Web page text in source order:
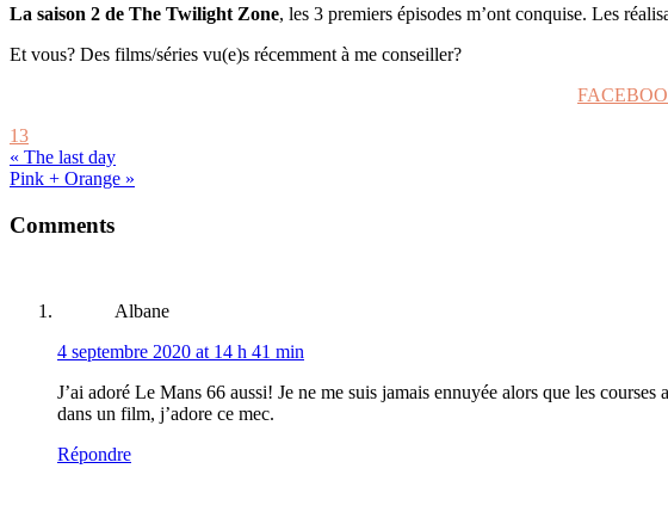
La saison 2 de The Twilight Zone, les 3 premiers épisodes m’ont conquise. Les
Et vous? Des films/séries vu(e)s récemment à me conseiller?
13
« The last day
Pink + Orange »
Interactions
Comments
Albane
4 septembre 2020 at 14 h 41 min
J’ai adoré Le Mans 66 aussi! Je ne me suis jamais ennuyée alors que les
dans un film, j’adore ce mec.
Répondre